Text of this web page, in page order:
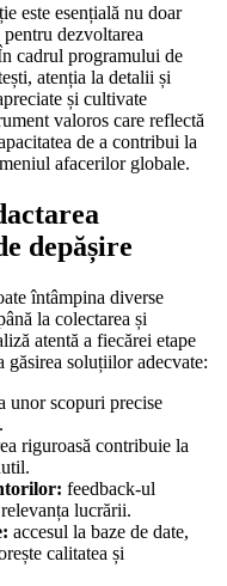
este esențială nu doar
dezvoltarea
cadrul programului de
atenția la detalii și
și cultivate
valoros care reflectă
de a contribui la
afacerilor globale.
depășire
întâmpina diverse
la colectarea și
atentă a fiecărei etape
găsirea soluțiilor adecvate:
unor scopuri precise
riguroasă contribuie la
feedback-ul
lucrării.
accesul la baze de date,
calitatea și